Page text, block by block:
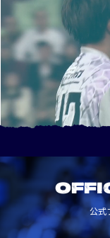
公式